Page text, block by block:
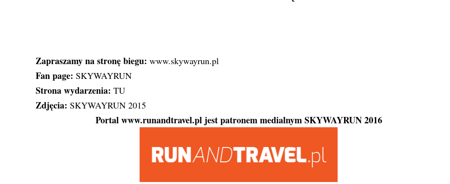
Zapraszamy na stronę biegu: www.skywayrun.pl
Fan page: SKYWAYRUN
Strona wydarzenia: TU
Zdjęcia: SKYWAYRUN 2015
Portal www.runandtravel.pl jest patronem medialnym SKYWAYRUN 2016